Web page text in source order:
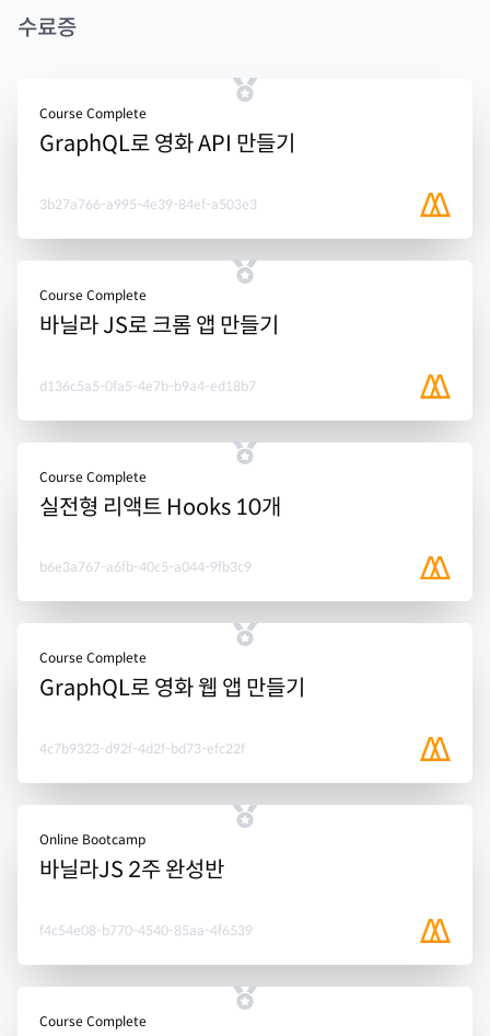
수료증
Course Complete
GraphQL로 영화 API 만들기
3b27a766-a995-4e39-84ef-a503e3
Course Complete
바닐라 JS로 크롬 앱 만들기
d136c5a5-0fa5-4e7b-b9a4-ed18b7
Course Complete
실전형 리액트 Hooks 10개
b6e3a767-a6fb-40c5-a044-9fb3c9
Course Complete
GraphQL로 영화 웹 앱 만들기
4c7b9323-d92f-4d2f-bd73-efc22f
Online Bootcamp
바닐라JS 2주 완성반
f4c54e08-b770-4540-85aa-4f6539
Course Complete